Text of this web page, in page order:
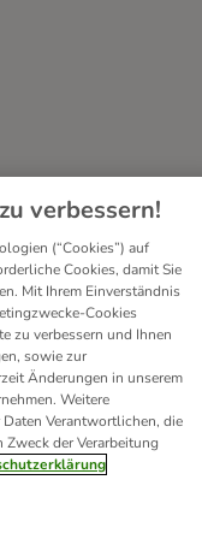
Act
Karriere
verbessern!
(“Cookies”) auf
Cookies, damit Sie
Mit Ihrem Einverständnis
Cookies
zu verbessern und Ihnen
sowie zur
Änderungen in unserem
Weitere
Verantwortlichen, die
der Verarbeitung